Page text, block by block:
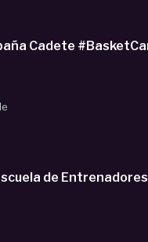
Cadete
de